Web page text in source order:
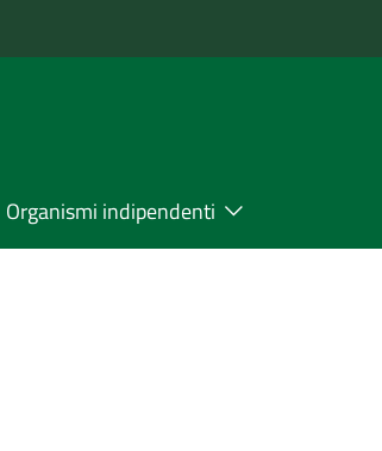
Organismi indipendenti